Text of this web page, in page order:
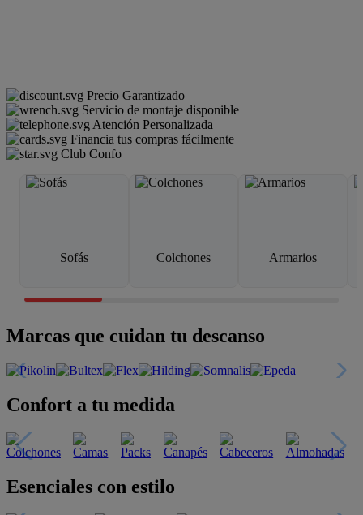
Precio Garantizado
Servicio de montaje disponible
Atención Personalizada
Financia tus compras fácilmente
Club Confo
Sofás Colchones Armarios
Marcas que cuidan tu descanso
Confort a tu medida
Esenciales con estilo